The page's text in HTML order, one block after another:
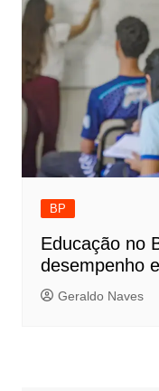
BP
Educação no
desempenho
Geraldo Naves